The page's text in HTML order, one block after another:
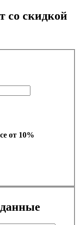
со скидкой
от 10%